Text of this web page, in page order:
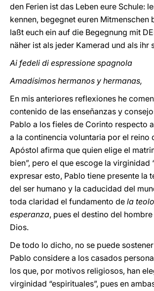
den Ferien ist das Leben eure Schule:
kennen, begegnet euren Mitmenschen
laßt euch ein auf die Begegnung mit
näher ist als jeder Kamerad und als ihr
Ai fedeli di espressione spagnola
Amadísimos hermanos y hermanas,
En mis anteriores reflexiones he
contenido de las enseñanzas y
Pablo a los fieles de Corinto respecto
a la continencia voluntaria por el reino
Apóstol afirma que quien elige el
bien”, pero el que escoge la virginidad
expresar esto, Pablo tiene presente la
del ser humano y la caducidad del
toda claridad el fundamento de la
esperanza, pues el destino del
Dios.
De todo lo dicho, no se puede
Pablo considere a los casados
los que, por motivos religiosos, han
virginidad “espirituales”, pues en